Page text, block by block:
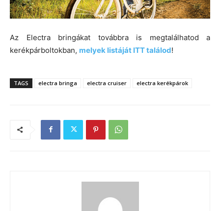
Az Electra bringákat továbbra is megtalálhatod a
kerékpárboltokban, melyek listáját ITT találod!
TAGS electra bringa electra cruiser electra kerékpárok